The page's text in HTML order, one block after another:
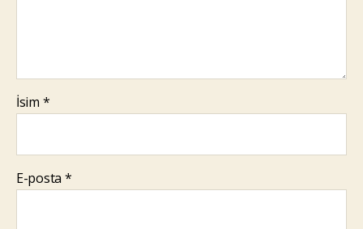
İsim *
E-posta *